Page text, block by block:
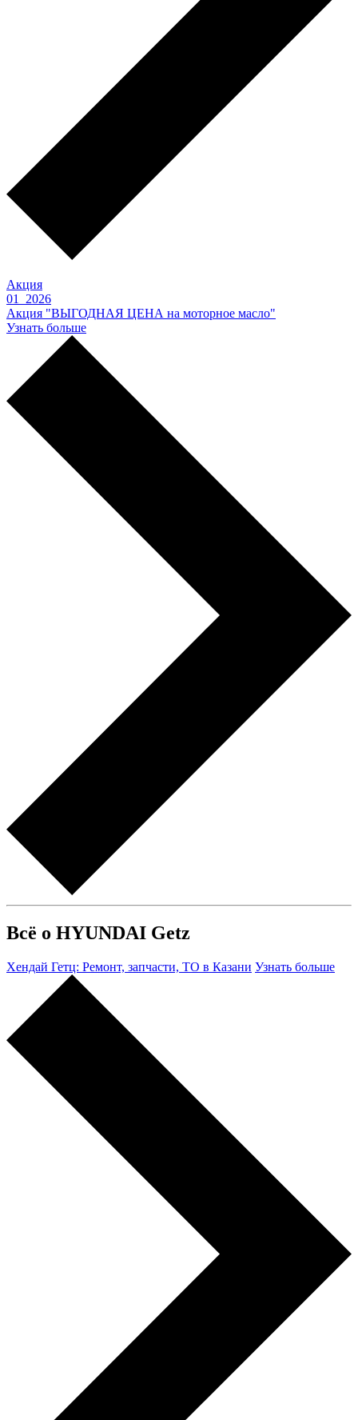
Акция
01 2026
Акция "ВЫГОДНАЯ ЦЕНА на моторное масло"
Узнать больше
Всё о HYUNDAI Getz
Хендай Гетц: Ремонт, запчасти, ТО в Казани Узнать больше